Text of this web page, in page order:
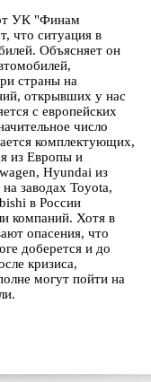
УК "Финам
что ситуация в
Объясняет он
страны на
открывших у нас
с европейских
число
комплектующих,
из Европы и
Hyundai из
заводах Toyota,
в России
компаний. Хотя в
опасения, что
доберется и до
кризиса,
могут пойти на